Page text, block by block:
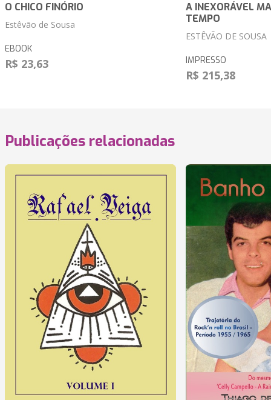
O CHICO FINÓRIO
Estêvão de Sousa
EBOOK
R$ 23,63
A INEXORÁVEL
TEMPO
ESTÊVÃO DE SOUSA
IMPRESSO
R$ 215,38
Publicações relacionadas